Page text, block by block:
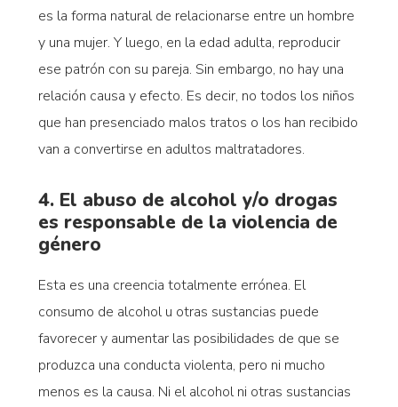
es la forma natural de relacionarse entre un hombre
y una mujer. Y luego, en la edad adulta, reproducir
ese patrón con su pareja. Sin embargo, no hay una
relación causa y efecto. Es decir, no todos los niños
que han presenciado malos tratos o los han recibido
van a convertirse en adultos maltratadores.
4. El abuso de alcohol y/o drogas
es responsable de la violencia de
género
Esta es una creencia totalmente errónea. El
consumo de alcohol u otras sustancias puede
favorecer y aumentar las posibilidades de que se
produzca una conducta violenta, pero ni mucho
menos es la causa. Ni el alcohol ni otras sustancias